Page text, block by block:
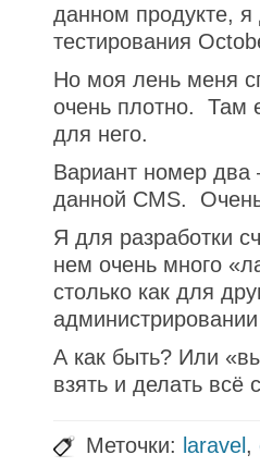
данном продукте,
тестирования
Но моя лень меня
очень плотно. Там
для него.
Вариант номер
данной CMS.
Я для разработки
нем очень много
столько как для
А как быть? Или
взять и делать всё
Меточки: laravel ,